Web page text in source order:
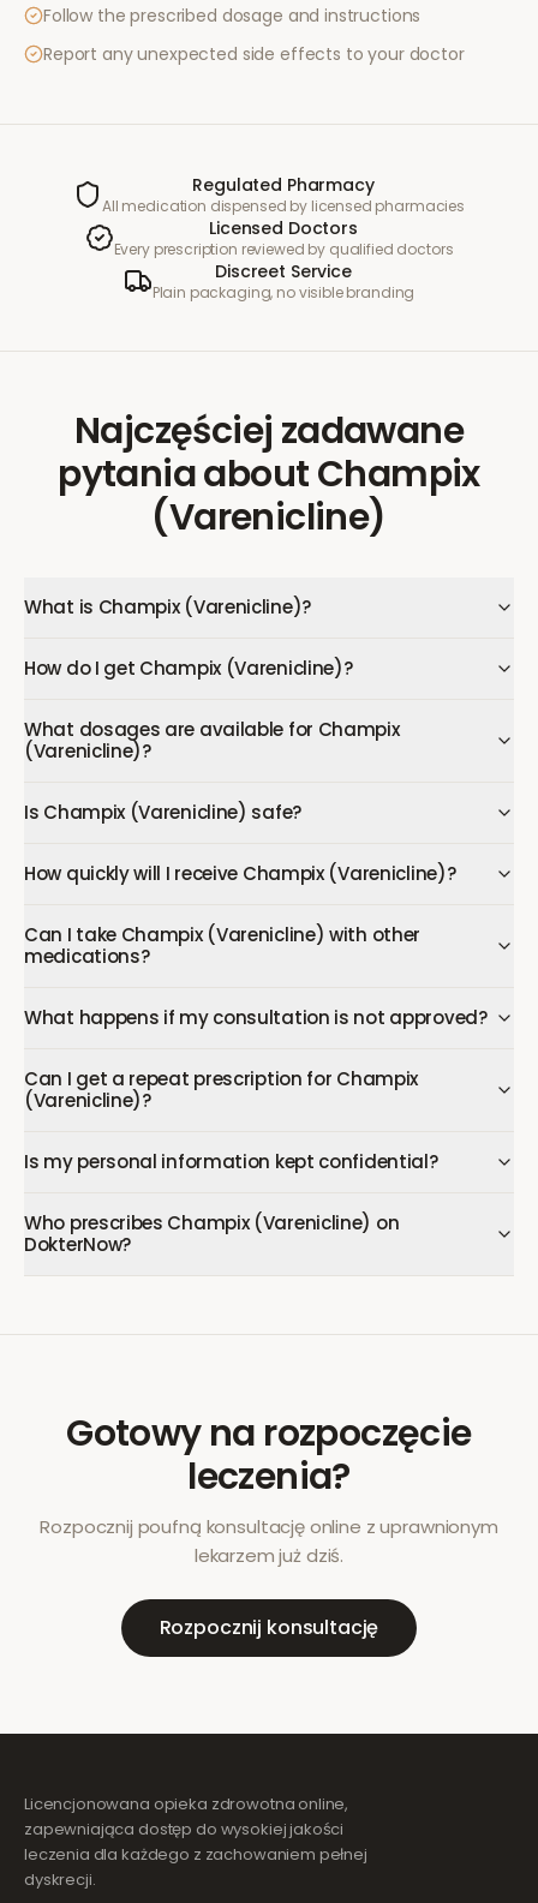
Follow the prescribed dosage and instructions
Report any unexpected side effects to your doctor
Regulated Pharmacy
All medication dispensed by licensed pharmacies
Licensed Doctors
Every prescription reviewed by qualified doctors
Discreet Service
Plain packaging, no visible branding
Najczęściej zadawane
pytaniaaboutChampix
(Varenicline)
What is Champix (Varenicline)?
How do I get Champix (Varenicline)?
What dosages are available for Champix
(Varenicline)?
Is Champix (Varenicline) safe?
How quickly will I receive Champix (Varenicline)?
Can I take Champix (Varenicline) with other
medications?
What happens if my consultation is not approved?
Can I get a repeat prescription for Champix
(Varenicline)?
Is my personal information kept confidential?
Who prescribes Champix (Varenicline) on
DokterNow?
Gotowy na rozpoczęcie
leczenia?
Rozpocznij poufną konsultację online z uprawnionym
lekarzem już dziś.
Rozpocznij konsultację
Licencjonowana opieka zdrowotna online,
zapewniająca dostęp do wysokiej jakości
leczenia dla każdego z zachowaniem pełnej
dyskrecji.